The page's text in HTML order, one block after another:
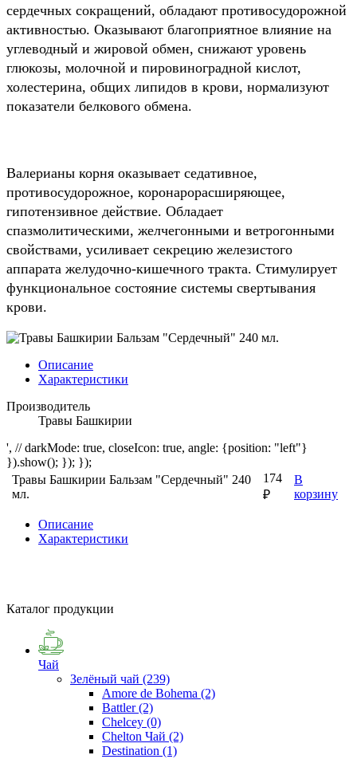
сердечных сокращений, обладают противосудорожной
активностью. Оказывают благоприятное влияние на
углеводный и жировой обмен, снижают уровень
глюкозы, молочной и пировиноградной кислот,
холестерина, общих липидов в крови, нормализуют
показатели белкового обмена.
Валерианы корня оказывает седативное,
противосудорожное, коронарорасширяющее,
гипотензивное действие. Обладает
спазмолитическими, желчегонными и ветрогонными
свойствами, усиливает секрецию железистого
аппарата желудочно-кишечного тракта. Стимулирует
функциональное состояние системы свертывания
крови.
Описание
Характеристики
Производитель
Травы Башкирии
', // darkMode: true, closeIcon: true, angle: {position: "left"}
}).show(); }); });
Травы Башкирии Бальзам "Сердечный" 240
мл.
174
₽
В
корзину
Описание
Характеристики
Каталог продукции
Чай
Зелёный чай (239)
Amore de Bohema (2)
Battler(2)
Chelcey (0)
Chelton Чай (2)
Destination (1)